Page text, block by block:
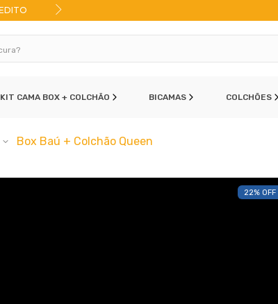
KIT CAMA BOX + COLCHÃO BICAMAS COLCHÕES
Box Baú + Colchão Queen
22% OFF